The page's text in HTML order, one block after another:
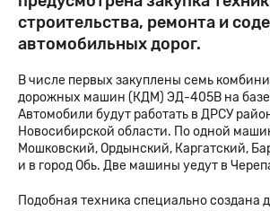
строительства, ремонта и
автомобильных дорог.
В числе первых закуплены семь
дорожных машин (КДМ) ЭД-405В на базе
Автомобили будут работать в ДРСУ
Новосибирской области. По одной
Мошковский, Ордынский, Каргатский,
и в город Обь. Две машины уедут в
Подобная техника специально создана